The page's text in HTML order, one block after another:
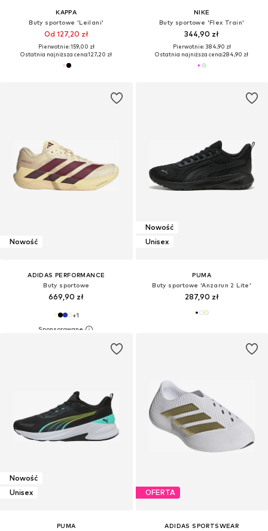
KAPPA
Buty sportowe 'Leilani'
Od 127,20 zł
Pierwotnie: 159,00 zł
Ostatnia najniższa cena:127,20 zł
NIKE
Buty sportowe 'Flex Train'
344,90 zł
Pierwotnie: 384,90 zł
Ostatnia najniższa cena:284,90 zł
Nowość
ADIDAS PERFORMANCE
Buty sportowe
669,90 zł
+1
Nowość
Unisex
PUMA
Buty sportowe 'Anzarun 2 Lite'
287,90 zł
Nowość
Unisex
PUMA
OFERTA
ADIDAS SPORTSWEAR